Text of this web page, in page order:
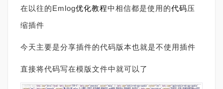
在以往的Emlog优化教程中相信都是使用的代码压
缩插件
今天主要是分享插件的代码版本也就是不使用插件
直接将代码写在模版文件中就可以了